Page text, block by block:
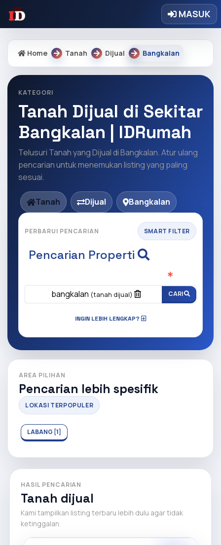
MASUK
Home Tanah Dijual Bangkalan
KATEGORI
Tanah Dijual di Sekitar
Bangkalan | IDRumah
Telusuri Tanah yang Dijual di Bangkalan. Atur ulang
pencarian untuk menemukan listing yang paling
sesuai.
Tanah Dijual Bangkalan
PERBARUI PENCARIAN SMART FILTER
Pencarian Properti
bangkalan (tanah dijual) CARI
INGIN LEBIH LENGKAP?
AREA PILIHAN
Pencarian lebih spesifik
LOKASI TERPOPULER
LABANG [1]
HASIL PENCARIAN
Tanah dijual
Kami tampilkan listing terbaru lebih dulu agar tidak
ketinggalan.